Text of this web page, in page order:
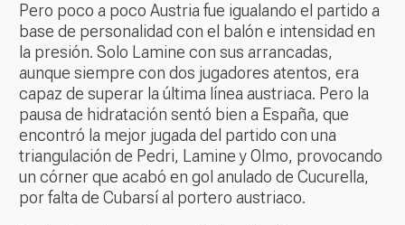
Pero poco a poco Austria fue igualando el partido a
base de personalidad con el balón e intensidad en
la presión. Solo Lamine con sus arrancadas,
aunque siempre con dos jugadores atentos, era
capaz de superar la última línea austriaca. Pero la
pausa de hidratación sentó bien a España, que
encontró la mejor jugada del partido con una
triangulación de Pedri, Lamine y Olmo, provocando
un córner que acabó en gol anulado de Cucurella,
por falta de Cubarsí al portero austriaco.